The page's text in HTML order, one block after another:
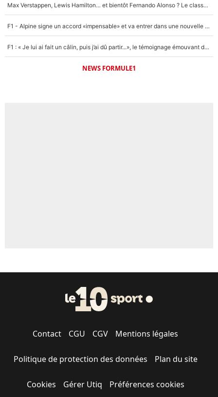
Max Verstappen, Lewis Hamilton… et bientôt Fernando Alonso ? Le classement des pilotes les mieux payés en Formule 1 risque de changer !
F1 - Alpine signe un accord «impensable» et va entrer dans une nouvelle dimension : Grande nouvelle pour Pierre Gasly !
F1 : « Je lui ai fait un câlin, puis j’ai dû partir...», le témoignage émouvant de Max Verstappen sur sa fille
NEWS FORMULE1
Contact CGU CGV Mentions légales
Politique de protection des données Plan du site
Cookies Gérer Utiq Préférences cookies